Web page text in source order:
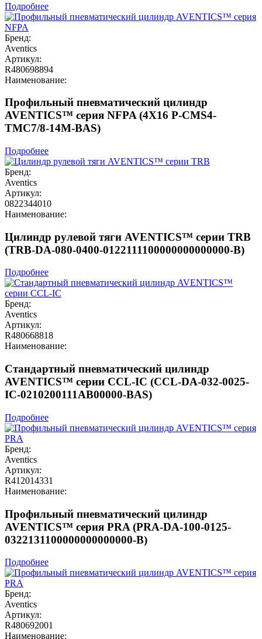
Подробнее
Бренд:
Aventics
Артикул:
R480698894
Наименование:
Профильный пневматический цилиндр
AVENTICS™ серия NFPA (4X16 P-CMS4-
TMC7/8-14M-BAS)
Подробнее
Бренд:
Aventics
Артикул:
0822344010
Наименование:
Цилиндр рулевой тяги AVENTICS™ серии TRB
(TRB-DA-080-0400-0122111100000000000000-B)
Подробнее
Бренд:
Aventics
Артикул:
R480668818
Наименование:
Стандартный пневматический цилиндр
AVENTICS™ серии CCL-IC (CCL-DA-032-0025-
IC-0210200111AB00000-BAS)
Подробнее
Бренд:
Aventics
Артикул:
R412014331
Наименование:
Профильный пневматический цилиндр
AVENTICS™ серия PRA (PRA-DA-100-0125-
0322131100000000000000-B)
Подробнее
Бренд:
Aventics
Артикул:
R480692001
Наименование: